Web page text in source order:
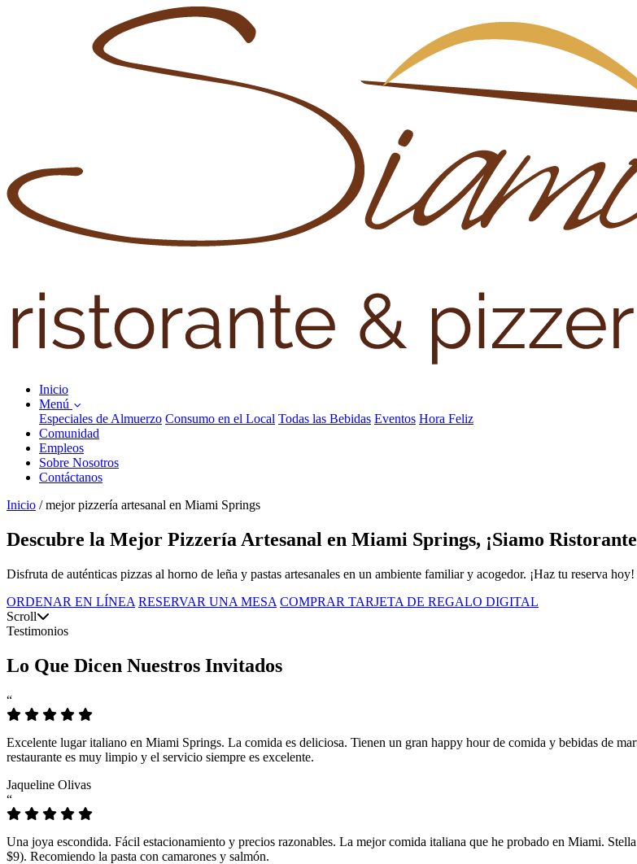
Inicio
Menú
Especiales de Almuerzo Consumo en el Local Todas las Bebidas Eventos Hora Feliz
Comunidad
Empleos
Sobre Nosotros
Contáctanos
Inicio / mejor pizzería artesanal en Miami Springs
Descubre la Mejor Pizzería Artesanal en Miami Springs, ¡Siamo
Disfruta de auténticas pizzas al horno de leña y pastas artesanales en un ambiente familiar y acogedor. ¡Haz tu reserva hoy!
ORDENAR EN LÍNEA RESERVAR UNA MESA COMPRAR TARJETA DE REGALO DIGITAL
Scroll
Testimonios
Lo Que Dicen Nuestros Invitados
“
Excelente lugar italiano en Miami Springs. La comida es deliciosa. Tienen un gran happy hour de comida y bebidas de
restaurante es muy limpio y el servicio siempre es excelente.
Jaqueline Olivas
“
Una joya escondida. Fácil estacionamiento y precios razonables. La mejor comida italiana que he probado en Miami.
$9). Recomiendo la pasta con camarones y salmón.